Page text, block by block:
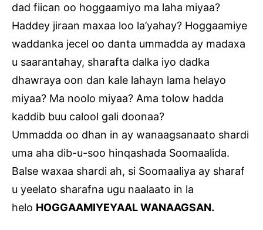
dad fiican oo hoggaamiyo ma laha miyaa?
Haddey jiraan maxaa loo la’yahay? Hoggaamiye
waddanka jecel oo danta ummadda ay madaxa
u saarantahay, sharafta dalka iyo dadka
dhawraya oon dan kale lahayn lama helayo
miyaa? Ma noolo miyaa? Ama tolow hadda
kaddib buu calool gali doonaa?
Ummadda oo dhan in ay wanaagsanaato shardi
uma aha dib-u-soo hinqashada Soomaalida.
Balse waxaa shardi ah, si Soomaaliya ay sharaf
u yeelato sharafna ugu naalaato in la
helo HOGGAAMIYEYAAL WANAAGSAN.